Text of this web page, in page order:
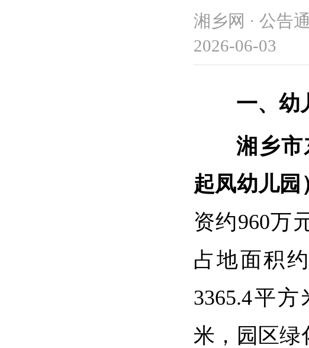
湘乡网 · 公告
2026-06-03
一、幼
湘乡
起凤幼儿园
资约960万
占地面积
3365.4平
米，园区绿